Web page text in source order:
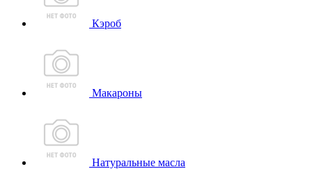
Кэроб
Макароны
Натуральные масла